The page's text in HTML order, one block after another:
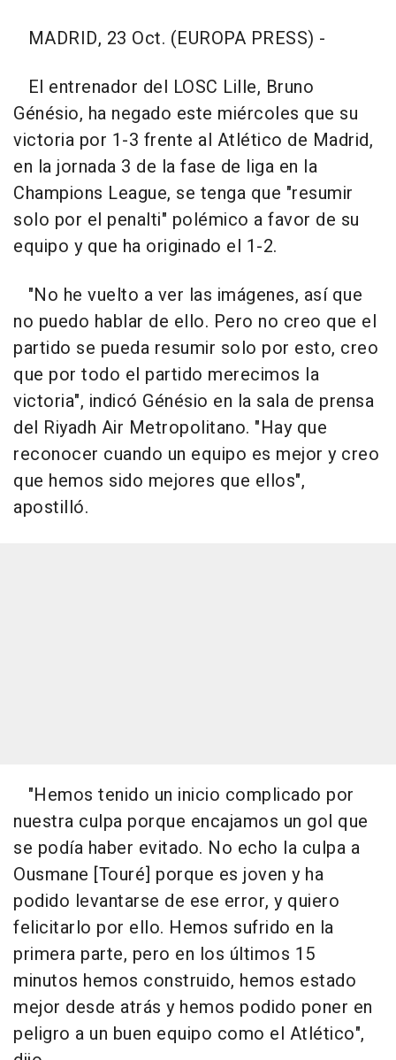
MADRID, 23 Oct. (EUROPA PRESS) -
El entrenador del LOSC Lille, Bruno
Génésio, ha negado este miércoles que su
victoria por 1-3 frente al Atlético de Madrid,
en la jornada 3 de la fase de liga en la
Champions League, se tenga que "resumir
solo por el penalti" polémico a favor de su
equipo y que ha originado el 1-2.
"No he vuelto a ver las imágenes, así que
no puedo hablar de ello. Pero no creo que el
partido se pueda resumir solo por esto, creo
que por todo el partido merecimos la
victoria", indicó Génésio en la sala de prensa
del Riyadh Air Metropolitano. "Hay que
reconocer cuando un equipo es mejor y creo
que hemos sido mejores que ellos",
apostilló.
"Hemos tenido un inicio complicado por
nuestra culpa porque encajamos un gol que
se podía haber evitado. No echo la culpa a
Ousmane [Touré] porque es joven y ha
podido levantarse de ese error, y quiero
felicitarlo por ello. Hemos sufrido en la
primera parte, pero en los últimos 15
minutos hemos construido, hemos estado
mejor desde atrás y hemos podido poner en
peligro a un buen equipo como el Atlético",